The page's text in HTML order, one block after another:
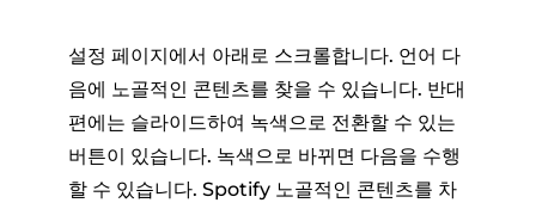
설정 페이지에서 아래로 스크롤합니다. 언어 다
음에 노골적인 콘텐츠를 찾을 수 있습니다. 반대
편에는 슬라이드하여 녹색으로 전환할 수 있는
버튼이 있습니다. 녹색으로 바뀌면 다음을 수행
할 수 있습니다. Spotify 노골적인 콘텐츠를 차